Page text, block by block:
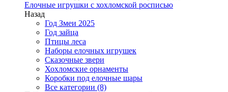
Елочные игрушки с хохломской росписью
Назад
Год Змеи 2025
Год зайца
Птицы леса
Наборы елочных игрушек
Сказочные звери
Хохломские орнаменты
Коробки под елочные шары
Все категории (8)